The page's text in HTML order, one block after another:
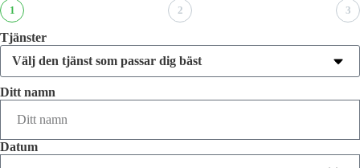
1 2 3
Tjänster
Ditt namn
Datum